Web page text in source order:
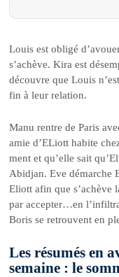
Louis est obligé
s’achève. Kira est
découvre que Louis
fin à leur relation.
Manu rentre de Paris
amie d’ELiott habite
ment et qu’elle sait
Abidjan. Eve démarche
Eliott afin que s’achève
par accepter…en
Boris se retrouvent en
Les résumés en
semaine : le